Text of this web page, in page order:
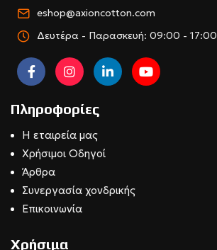
eshop@axioncotton.com
Δευτέρα - Παρασκευή: 09:00 - 17:00
Πληροφορίες
Η εταιρεία μας
Χρήσιμοι Οδηγοί
Άρθρα
Συνεργασία χονδρικής
Επικοινωνία
Χρήσιμα